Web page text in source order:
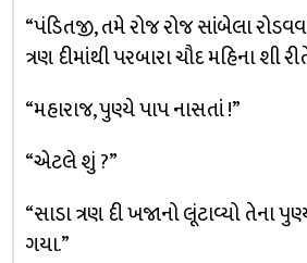
“પંડિતજી, તમે રોજ રોજ સાંબેલા
ત્રણ દીમાંથી પરબારા ચૌદ મહિના શી
“મહારાજ, પુણ્યે પાપ નાસતાં !”
“એટલે શું ?”
“સાડા ત્રણ દી ખજાનો લૂંટાવ્યો તેના
ગયા.”